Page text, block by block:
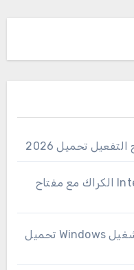
6.43 Internet Download Manager الكراك مع مفتاح
1.0.0 Helium الكراك + لنظام التشغيل Windows تحميل